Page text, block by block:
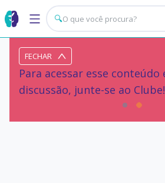
🔍
FECHAR
Para acessar esse
discussão, junte-se ao Clube!